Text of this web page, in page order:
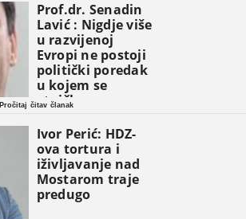
Prof.dr. Senadin
Lavić : Nigdje više
u razvijenoj
Evropi ne postoji
politički poredak
u kojem se
etničke grupe
pojavljuju kao
osnovne
političke jedinice
Pročitaj čitav članak
Ivor Perić: HDZ-
ova tortura i
iživljavanje nad
Mostarom traje
predugo